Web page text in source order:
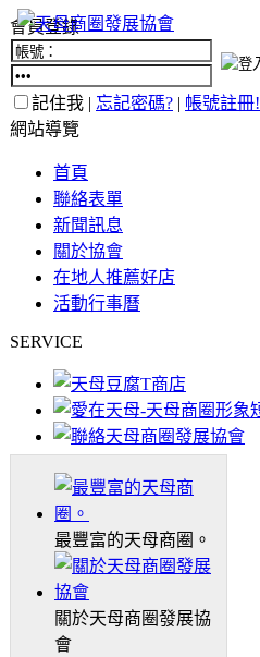
會員登錄
記住我 | 忘記密碼? | 帳號註冊!
網站導覽
首頁
聯絡表單
新聞訊息
關於協會
在地人推薦好店
活動行事曆
SERVICE
最豐富的天母商圈。
關於天母商圈發展協
會